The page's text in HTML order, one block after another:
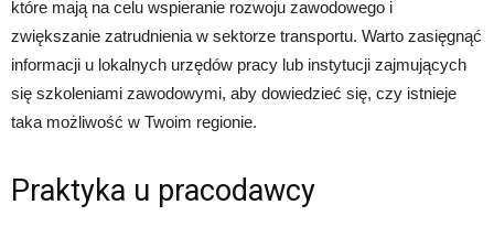
które mają na celu wspieranie rozwoju zawodowego i
zwiększanie zatrudnienia w sektorze transportu. Warto zasięgnąć
informacji u lokalnych urzędów pracy lub instytucji zajmujących
się szkoleniami zawodowymi, aby dowiedzieć się, czy istnieje
taka możliwość w Twoim regionie.
Praktyka u pracodawcy